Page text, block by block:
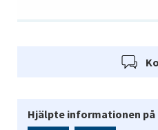
Hjälpte informationen på